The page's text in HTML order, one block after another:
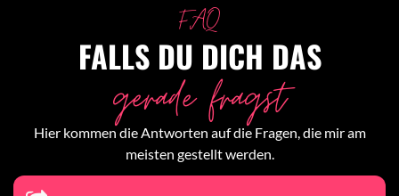
FAQ
FALLS DU DICH DAS
gerade fragst
Hier kommen die Antworten auf die Fragen, die mir am
meisten gestellt werden.